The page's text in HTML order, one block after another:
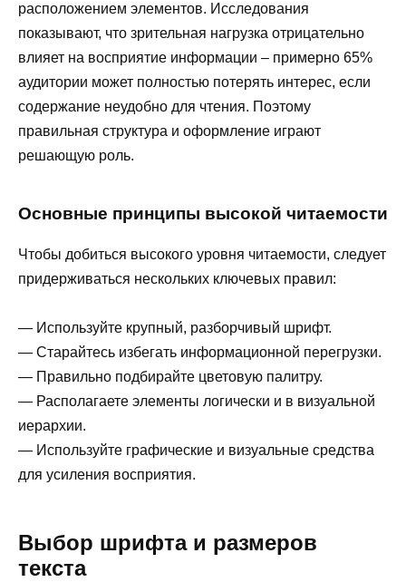
расположением элементов. Исследования
показывают, что зрительная нагрузка отрицательно
влияет на восприятие информации – примерно 65%
аудитории может полностью потерять интерес, если
содержание неудобно для чтения. Поэтому
правильная структура и оформление играют
решающую роль.
Основные принципы высокой читаемости
Чтобы добиться высокого уровня читаемости, следует
придерживаться нескольких ключевых правил:
— Используйте крупный, разборчивый шрифт.
— Старайтесь избегать информационной перегрузки.
— Правильно подбирайте цветовую палитру.
— Располагаете элементы логически и в визуальной
иерархии.
— Используйте графические и визуальные средства
для усиления восприятия.
Выбор шрифта и размеров
текста